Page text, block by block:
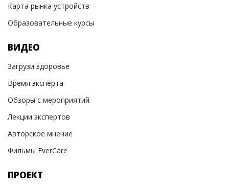
Карта рынка устройств
Образовательные курсы
ВИДЕО
Загрузи здоровье
Время эксперта
Обзоры с мероприятий
Лекции экспертов
Авторское мнение
Фильмы EverCare
ПРОЕКТ